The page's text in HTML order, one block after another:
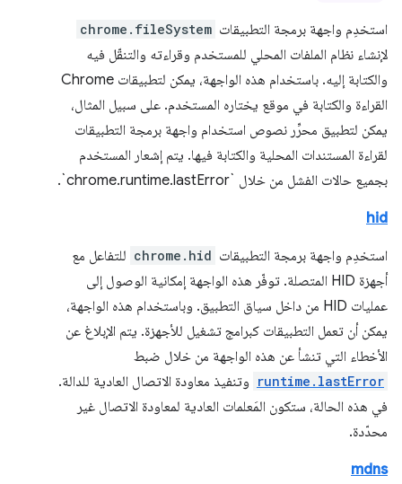
استخدِم واجهة برمجة التطبيقات chrome.fileSystem
لإنشاء نظام الملفات المحلي للمستخدم وقراءته والتنقّل فيه
والكتابة إليه. باستخدام هذه الواجهة، يمكن لتطبيقات Chrome
القراءة والكتابة في موقع يختاره المستخدم. على سبيل المثال،
يمكن لتطبيق محرِّر نصوص استخدام واجهة برمجة التطبيقات
لقراءة المستندات المحلية والكتابة فيها. يتم إشعار المستخدم
بجميع حالات الفشل من خلال `chrome.runtime.lastError`.
hid
استخدِم واجهة برمجة التطبيقات chrome.hid للتفاعل مع
أجهزة HID المتصلة. توفّر هذه الواجهة إمكانية الوصول إلى
عمليات HID من داخل سياق التطبيق. وباستخدام هذه الواجهة،
يمكن أن تعمل التطبيقات كبرامج تشغيل للأجهزة. يتم الإبلاغ عن
الأخطاء التي تنشأ عن هذه الواجهة من خلال ضبط
runtime.lastError وتنفيذ معاودة الاتصال العادية للدالة.
في هذه الحالة، ستكون المَعلمات العادية لمعاودة الاتصال غير
محدّدة.
mdns